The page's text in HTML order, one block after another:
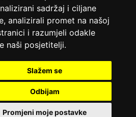
sadržaj i ciljane
analizirali promet na našoj
i razumjeli odakle
naši posjetitelji.
Slažem se
Odbijam
Promjeni moje postavke